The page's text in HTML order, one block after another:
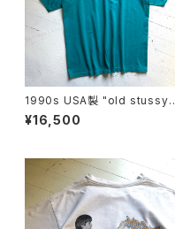
1990s USA製 "old stussy"
S/S T-shirt
¥16,500